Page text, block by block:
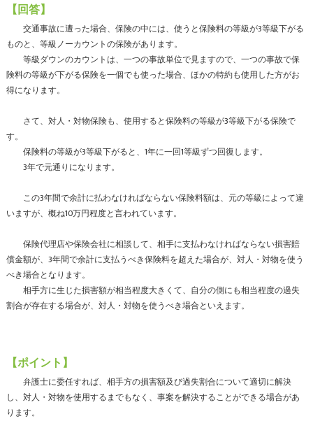
【回答】
交通事故に遭った場合、保険の中には、使うと保険料の等級が3等級下がる
ものと、等級ノーカウントの保険があります。
等級ダウンのカウントは、一つの事故単位で見ますので、一つの事故で保
険料の等級が下がる保険を一個でも使った場合、ほかの特約も使用した方がお
得になります。
さて、対人・対物保険も、使用すると保険料の等級が3等級下がる保険で
す。
保険料の等級が3等級下がると、1年に一回1等級ずつ回復します。
3年で元通りになります。
この3年間で余計に払わなければならない保険料額は、元の等級によって違
いますが、概ね10万円程度と言われています。
保険代理店や保険会社に相談して、相手に支払わなければならない損害賠
償金額が、3年間で余計に支払うべき保険料を超えた場合が、対人・対物を使う
べき場合となります。
相手方に生じた損害額が相当程度大きくて、自分の側にも相当程度の過失
割合が存在する場合が、対人・対物を使うべき場合といえます。
【ポイント】
弁護士に委任すれば、相手方の損害額及び過失割合について適切に解決
し、対人・対物を使用するまでもなく、事案を解決することができる場合があ
ります。